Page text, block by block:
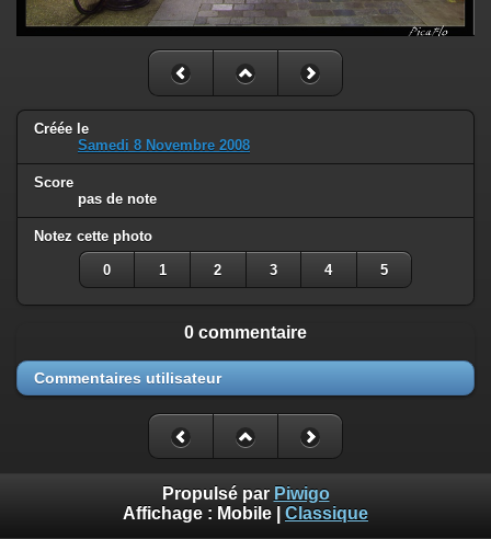
Créée le
Samedi 8 Novembre 2008
Score
pas de note
Notez cette photo
0 1 2 3 4 5
0 commentaire
Commentaires utilisateur
Propulsé par Piwigo
Affichage : Mobile Classique